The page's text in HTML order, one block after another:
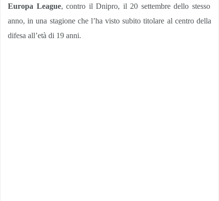
Europa League, contro il Dnipro, il 20 settembre dello stesso
anno, in una stagione che l’ha visto subito titolare al centro della
difesa all’età di 19 anni.